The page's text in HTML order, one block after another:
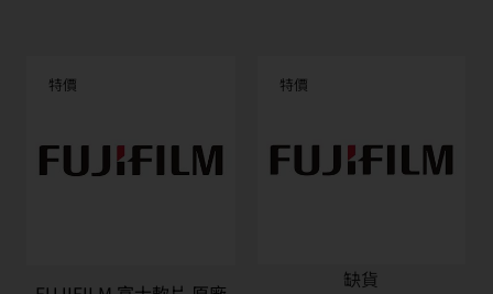
特價 特價
缺貨